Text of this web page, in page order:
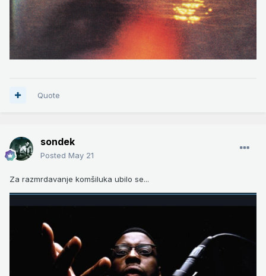
Quote
sondek
Posted May 21
Za razmrdavanje komšiluka ubilo se...